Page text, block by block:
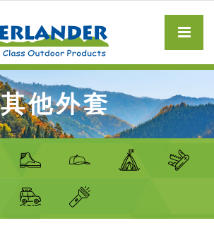
其他外套